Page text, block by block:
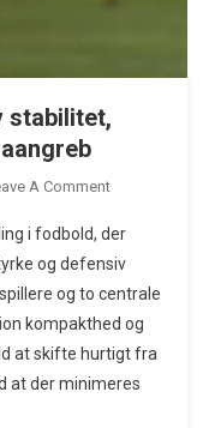
Klar til
stabilitet,
A CommentOn
2-
4
Formation:
Defensiv
Stabilitet,
Kompakthed,
i fodbold, der
og defensiv
og to centrale
kompakthed og
at skifte hurtigt fra
at der minimeres